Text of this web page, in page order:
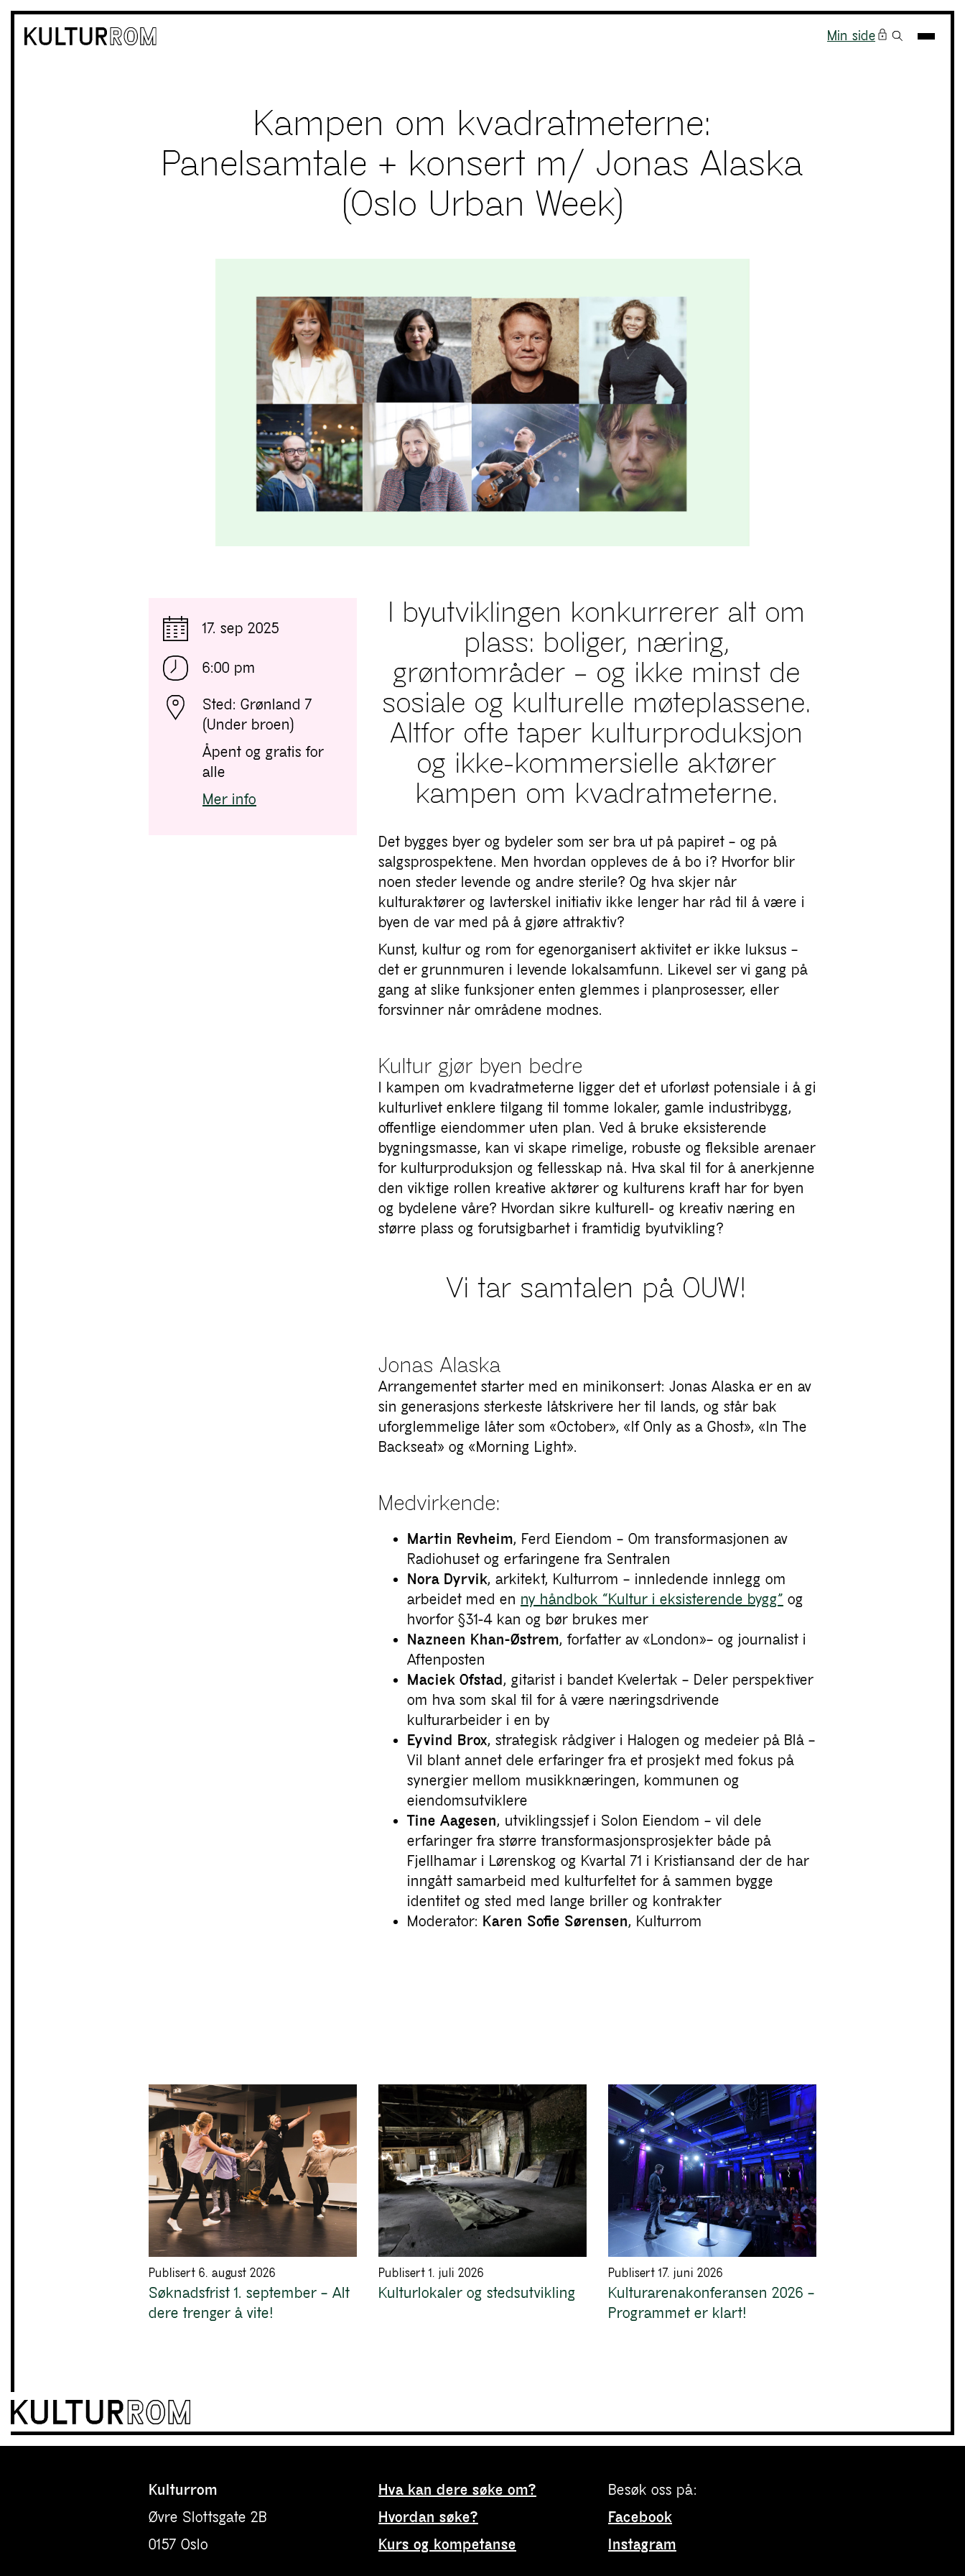
Min side
Kampen om kvadratmeterne:
Panelsamtale + konsert m/ Jonas Alaska
(Oslo Urban Week)
17. sep 2025
6:00 pm
Sted: Grønland 7
(Under broen)
Åpent og gratis for
alle
Mer info
I byutviklingen konkurrerer alt om
plass: boliger, næring,
grøntområder – og ikke minst de
sosiale og kulturelle møteplassene.
Altfor ofte taper kulturproduksjon
og ikke-kommersielle aktører
kampen om kvadratmeterne.
Det bygges byer og bydeler som ser bra ut på papiret – og på
salgsprospektene. Men hvordan oppleves de å bo i? Hvorfor blir
noen steder levende og andre sterile? Og hva skjer når
kulturaktører og lavterskel initiativ ikke lenger har råd til å være i
byen de var med på å gjøre attraktiv?
Kunst, kultur og rom for egenorganisert aktivitet er ikke luksus –
det er grunnmuren i levende lokalsamfunn. Likevel ser vi gang på
gang at slike funksjoner enten glemmes i planprosesser, eller
forsvinner når områdene modnes.
Kultur gjør byen bedre
I kampen om kvadratmeterne ligger det et uforløst potensiale i å gi
kulturlivet enklere tilgang til tomme lokaler, gamle industribygg,
offentlige eiendommer uten plan. Ved å bruke eksisterende
bygningsmasse, kan vi skape rimelige, robuste og fleksible arenaer
for kulturproduksjon og fellesskap nå. Hva skal til for å anerkjenne
den viktige rollen kreative aktører og kulturens kraft har for byen
og bydelene våre? Hvordan sikre kulturell- og kreativ næring en
større plass og forutsigbarhet i framtidig byutvikling?
Vi tar samtalen på OUW!
Jonas Alaska
Arrangementet starter med en minikonsert: Jonas Alaska er en av
sin generasjons sterkeste låtskrivere her til lands, og står bak
uforglemmelige låter som «October», «If Only as a Ghost», «In The
Backseat» og «Morning Light».
Medvirkende:
Martin Revheim, Ferd Eiendom – Om transformasjonen av
Radiohuset og erfaringene fra Sentralen
Nora Dyrvik, arkitekt, Kulturrom – innledende innlegg om
arbeidet med en ny håndbok “Kultur i eksisterende bygg” og
hvorfor §31-4 kan og bør brukes mer
Nazneen Khan-Østrem, forfatter av «London»– og journalist i
Aftenposten
Maciek Ofstad, gitarist i bandet Kvelertak – Deler perspektiver
om hva som skal til for å være næringsdrivende
kulturarbeider i en by
Eyvind Brox, strategisk rådgiver i Halogen og medeier på Blå –
Vil blant annet dele erfaringer fra et prosjekt med fokus på
synergier mellom musikknæringen, kommunen og
eiendomsutviklere
Tine Aagesen, utviklingssjef i Solon Eiendom – vil dele
erfaringer fra større transformasjonsprosjekter både på
Fjellhamar i Lørenskog og Kvartal 71 i Kristiansand der de har
inngått samarbeid med kulturfeltet for å sammen bygge
identitet og sted med lange briller og kontrakter
Moderator: Karen Sofie Sørensen, Kulturrom
Publisert 6. august 2026
Søknadsfrist 1. september – Alt
dere trenger å vite!
Publisert 1. juli 2026
Kulturlokaler og stedsutvikling
Publisert 17. juni 2026
Kulturarenakonferansen 2026 –
Programmet er klart!
Kulturrom
Øvre Slottsgate 2B
0157 Oslo
Hva kan dere søke om?
Hvordan søke?
Kurs og kompetanse
Besøk oss på:
Facebook
Instagram